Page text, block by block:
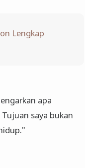
Lengkap
apa
saya bukan